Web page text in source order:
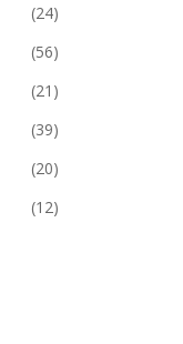
(24)
(56)
(21)
(39)
(20)
(12)